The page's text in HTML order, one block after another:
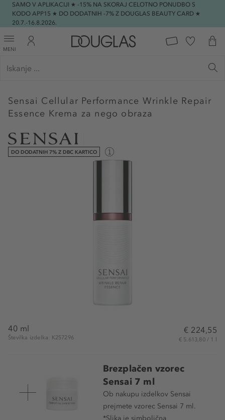
SAMO V APLIKACIJI ★ -15% NA SKORAJ CELOTNO PONUDBO S
KODO APP15 ★ DO DODATNIH -7% Z DOUGLAS BEAUTY CARD ★
20.7.-16.8.2026.
MENI
Sensai Cellular Performance Wrinkle Repair
Essence Krema za nego obraza
DO DODATNIH 7% Z DBC KARTICO
40 ml
Številka izdelka: K257296
€ 224,55
€ 5.613,80 / 1 l
Brezplačen vzorec
Sensai 7 ml
Ob nakupu izdelkov Sensai
prejmete vzorec Sensai 7 ml.